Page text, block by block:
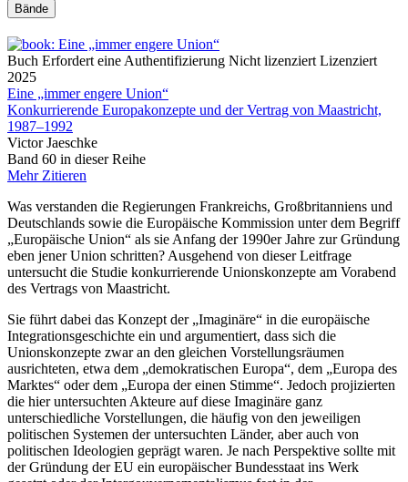
Bände
Buch Erfordert eine Authentifizierung Nicht lizenziert Lizenziert
2025
Eine „immer engere Union“
Konkurrierende Europakonzepte und der Vertrag von Maastricht,
1987–1992
Victor Jaeschke
Band 60 in dieser Reihe
Mehr Zitieren
Was verstanden die Regierungen Frankreichs, Großbritanniens und
Deutschlands sowie die Europäische Kommission unter dem Begriff
„Europäische Union“ als sie Anfang der 1990er Jahre zur Gründung
eben jener Union schritten? Ausgehend von dieser Leitfrage
untersucht die Studie konkurrierende Unionskonzepte am Vorabend
des Vertrags von Maastricht.
Sie führt dabei das Konzept der „Imaginäre“ in die europäische
Integrationsgeschichte ein und argumentiert, dass sich die
Unionskonzepte zwar an den gleichen Vorstellungsräumen
ausrichteten, etwa dem „demokratischen Europa“, dem „Europa des
Marktes“ oder dem „Europa der einen Stimme“. Jedoch projizierten
die hier untersuchten Akteure auf diese Imaginäre ganz
unterschiedliche Vorstellungen, die häufig von den jeweiligen
politischen Systemen der untersuchten Länder, aber auch von
politischen Ideologien geprägt waren. Je nach Perspektive sollte mit
der Gründung der EU ein europäischer Bundesstaat ins Werk